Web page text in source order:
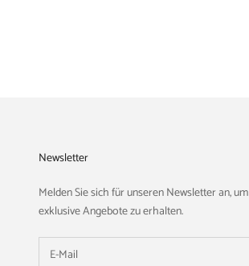
Newsletter
Melden Sie sich für unseren Newsletter an, um
exklusive Angebote zu erhalten.